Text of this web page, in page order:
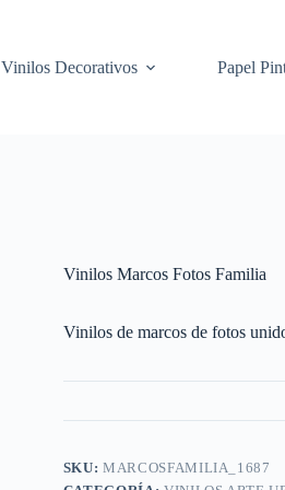
Vinilos Decorativos Papel
Vinilos Marcos Fotos Familia
Vinilos de marcos de fotos
SKU:MARCOSFAMILIA_1687